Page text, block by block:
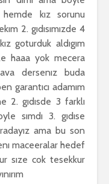
kız sorunu
2. gıdısımızde 4
goturduk aldıgım
haaa yok mecera
dersenız buda
garantıcı adamım
2. gıdısde 3 farklı
sımdı 3. gıdıse
ama bu son
maceeralar hedef
sıze cok tesekkur